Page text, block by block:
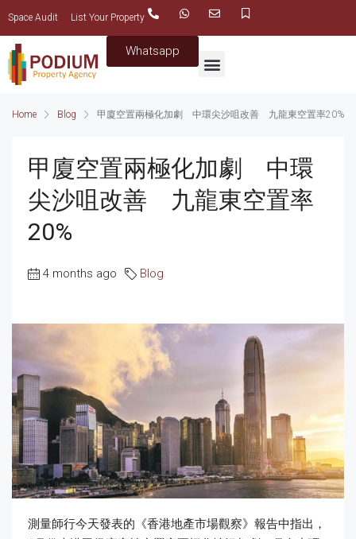
Space Audit List Your Property
Whatsapp
Home Blog 甲廈空置兩極化加劇 中環尖沙咀改善 九龍東空置率20%
甲廈空置兩極化加劇 中環
尖沙咀改善 九龍東空置率
20%
4 months ago Blog
測量師行今天發表的《香港地產市場觀察》報告中指出，